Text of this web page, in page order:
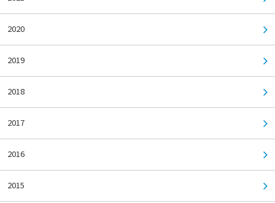
2020
2019
2018
2017
2016
2015